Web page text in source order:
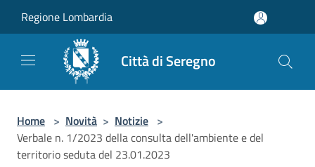
Regione Lombardia
Città di Seregno
Home > Novità > Notizie >
Verbale n. 1/2023 della consulta dell'ambiente e del
territorio seduta del 23.01.2023